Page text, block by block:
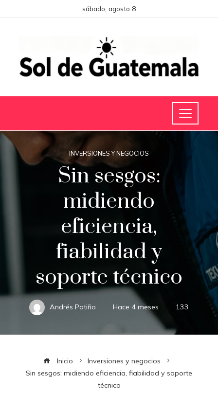
sábado, agosto 8
INVERSIONES Y NEGOCIOS
Sin sesgos:
midiendo
eficiencia,
fiabilidad y
soporte técnico
Andrés Patiño Hace 4 meses 133
Inicio
Inversiones y negocios
Sin sesgos: midiendo eficiencia, fiabilidad y soporte
técnico